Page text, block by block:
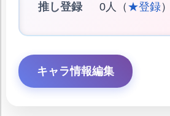
推し登録 0人（ ★登録）
キャラ情報編集